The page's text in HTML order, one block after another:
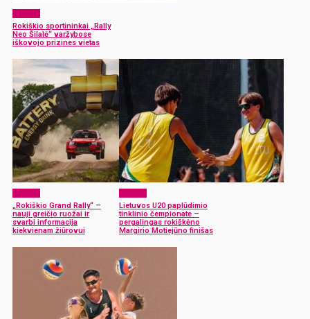
Rokiškio sportininkai „Rally
Neo Šilalė“ varžybose
iškovojo prizines vietas
„Rokiškio Grand Rally“ –
nauji greičio ruožai ir
svarbi informacija
kiekvienam žiūrovui
Lietuvos U20 paplūdimio
tinklinio čempionate –
pergalingas rokiškėno
Margirio Motiejūno finišas